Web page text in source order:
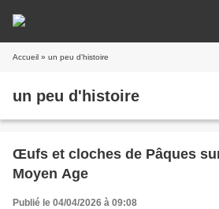
Accueil » un peu d'histoire
un peu d'histoire
Œufs et cloches de Pâques
Moyen Age
Publié le 04/04/2026 à 09:08